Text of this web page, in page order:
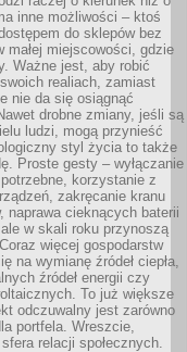
inne możliwości – ktoś
do sklepów bez
małej miejscowości, gdzie
Ważne jest, aby robić
realiach, zamiast
nie da się osiągnąć
drobne zmiany, jeśli są
ludzi, mogą przynieść
styl życia to także
Proste gesty – wyłączanie
korzystanie z
zakręcanie kranu
naprawa cieknących baterii
w skali roku przynoszą
więcej gospodarstw
na wymianę źródeł ciepła,
źródeł energii czy
To już większe
odczuwalny jest zarówno
portfela. Wreszcie,
relacji społecznych.